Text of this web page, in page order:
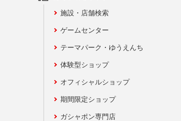
施設・店舗検索
ゲームセンター
テーマパーク・ゆうえんち
体験型ショップ
オフィシャルショップ
期間限定ショップ
ガシャポン専門店